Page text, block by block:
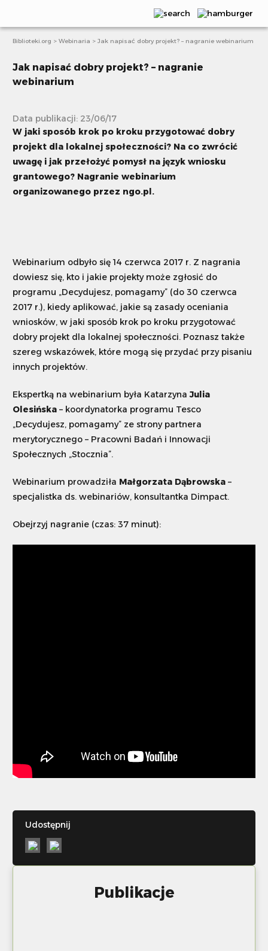
Aktualności
Publikacje
Scenariusze
Artykuły
E-learning
Projekty i akcje
Szukaj
Dostosuj
Biblioteki.org > Webinaria > Jak napisać dobry projekt? – nagranie webinarium
Jak napisać dobry projekt? – nagranie
webinarium
Data publikacji: 23/06/17
W jaki sposób krok po kroku przygotować dobry
projekt dla lokalnej społeczności? Na co zwrócić
uwagę i jak przełożyć pomysł na język wniosku
grantowego? Nagranie webinarium
organizowanego przez ngo.pl.
Webinarium odbyło się 14 czerwca 2017 r. Z nagrania
dowiesz się, kto i jakie projekty może zgłosić do
programu „Decydujesz, pomagamy” (do 30 czerwca
2017 r.), kiedy aplikować, jakie są zasady oceniania
wniosków, w jaki sposób krok po kroku przygotować
dobry projekt dla lokalnej społeczności. Poznasz także
szereg wskazówek, które mogą się przydać przy pisaniu
innych projektów.
Ekspertką na webinarium była KatarzynaJulia
Olesińska – koordynatorka programu Tesco
„Decydujesz, pomagamy” ze strony partnera
merytorycznego – Pracowni Badań i Innowacji
Społecznych „Stocznia”.
Webinarium prowadziła Małgorzata Dąbrowska –
specjalistka ds. webinariów, konsultantka Dimpact.
Obejrzyj nagranie (czas: 37 minut):
Udostępnij
Publikacje